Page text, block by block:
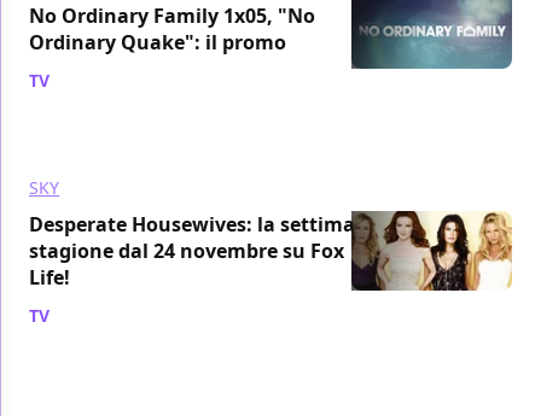
No Ordinary Family 1x05, "No
Ordinary Quake": il promo
TV
SKY
Desperate Housewives: la settima
stagione dal 24 novembre su Fox
Life!
TV